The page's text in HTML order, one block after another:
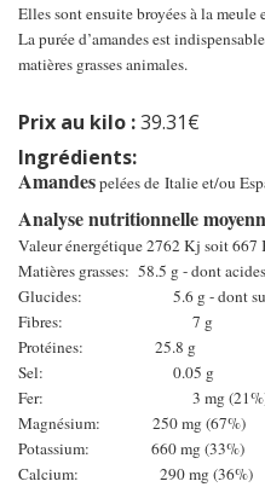
Elles sont ensuite broyées à la meule
La purée d’amandes est
matières grasses animales.
Prix au kilo :39.31€
Ingrédients:
Amandespelées de Italie et/ou
Analyse nutritionnelle
Valeur énergétique 2762 Kj soit 667
Matières grasses: 58.5 g - dont
Glucides: 5.6 g -
Fibres: 7 g
Protéines: 25.8 g
Sel: 0.05 g
Fer: 3 mg
Magnésium: 250 mg (67%)
Potassium: 660 mg (33%)
Calcium: 290 mg (36%)